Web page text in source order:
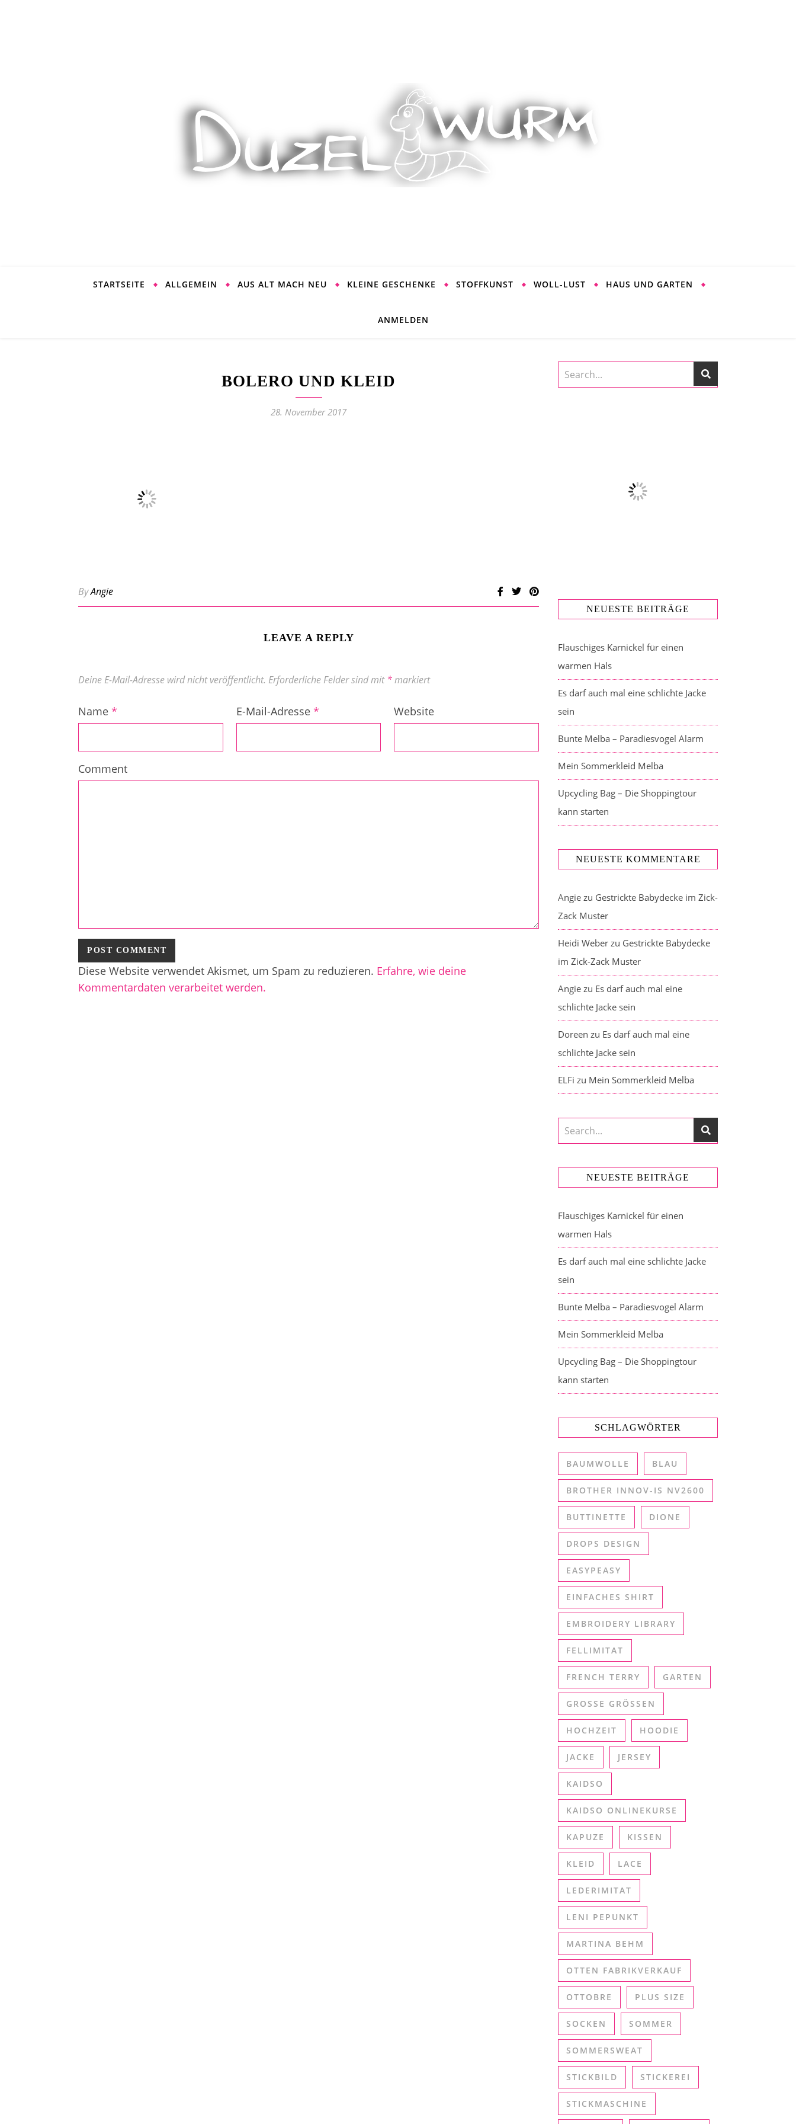
STARTSEITE ALLGEMEIN AUS ALT MACH NEU KLEINE GESCHENKE STOFFKUNST WOLL-LUST HAUS UND GARTEN
ANMELDEN
BOLERO UND KLEID
28. November 2017
ByAngie
LEAVE A REPLY
Deine E-Mail-Adresse wird nicht veröffentlicht. Erforderliche Felder sind mit*markiert
Name * E-Mail-Adresse * Website
Comment
Diese Website verwendet Akismet, um Spam zu reduzieren. Erfahre, wie deine
Kommentardaten verarbeitet werden.
NEUESTE BEITRÄGE
Flauschiges Karnickel für einen
warmen Hals
Es darf auch mal eine schlichte Jacke
sein
Bunte Melba – Paradiesvogel Alarm
Mein Sommerkleid Melba
Upcycling Bag – Die Shoppingtour
kann starten
NEUESTE KOMMENTARE
Angie zu Gestrickte Babydecke im Zick-
Zack Muster
Heidi Weber zu Gestrickte Babydecke
im Zick-Zack Muster
Angie zu Es darf auch mal eine
schlichte Jacke sein
Doreen zu Es darf auch mal eine
schlichte Jacke sein
ELFi zu Mein Sommerkleid Melba
NEUESTE BEITRÄGE
Flauschiges Karnickel für einen
warmen Hals
Es darf auch mal eine schlichte Jacke
sein
Bunte Melba – Paradiesvogel Alarm
Mein Sommerkleid Melba
Upcycling Bag – Die Shoppingtour
kann starten
SCHLAGWÖRTER
BAUMWOLLE BLAU
BROTHER INNOV-IS NV2600
BUTTINETTE DIONE
DROPS DESIGN
EASYPEASY
EINFACHES SHIRT
EMBROIDERY LIBRARY
FELLIMITAT
FRENCH TERRY GARTEN
GROSSE GRÖSSEN
HOCHZEIT HOODIE
JACKE JERSEY
KAIDSO
KAIDSO ONLINEKURSE
KAPUZE KISSEN
KLEID LACE
LEDERIMITAT
LENI PEPUNKT
MARTINA BEHM
OTTEN FABRIKVERKAUF
OTTOBRE PLUS SIZE
SOCKEN SOMMER
SOMMERSWEAT
STICKBILD STICKEREI
STICKMASCHINE